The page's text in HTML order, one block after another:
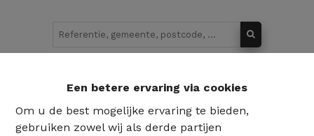
Een betere ervaring via cookies
Om u de best mogelijke ervaring te bieden,
gebruiken zowel wij als derde partijen